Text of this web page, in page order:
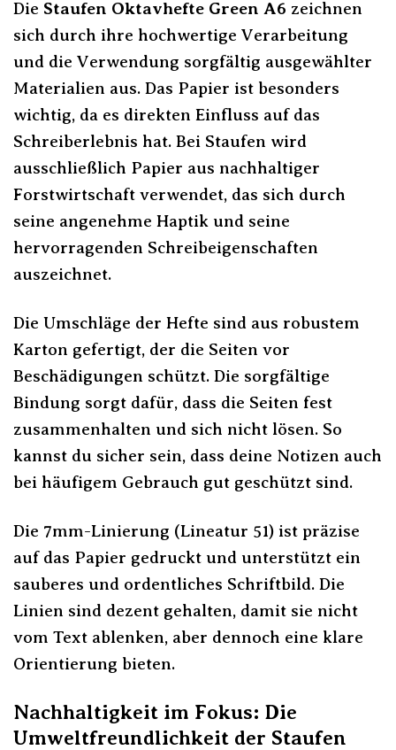
Die Staufen Oktavhefte Green A6 zeichnen
sich durch ihre hochwertige Verarbeitung
und die Verwendung sorgfältig ausgewählter
Materialien aus. Das Papier ist besonders
wichtig, da es direkten Einfluss auf das
Schreiberlebnis hat. Bei Staufen wird
ausschließlich Papier aus nachhaltiger
Forstwirtschaft verwendet, das sich durch
seine angenehme Haptik und seine
hervorragenden Schreibeigenschaften
auszeichnet.
Die Umschläge der Hefte sind aus robustem
Karton gefertigt, der die Seiten vor
Beschädigungen schützt. Die sorgfältige
Bindung sorgt dafür, dass die Seiten fest
zusammenhalten und sich nicht lösen. So
kannst du sicher sein, dass deine Notizen auch
bei häufigem Gebrauch gut geschützt sind.
Die 7mm-Linierung (Lineatur 51) ist präzise
auf das Papier gedruckt und unterstützt ein
sauberes und ordentliches Schriftbild. Die
Linien sind dezent gehalten, damit sie nicht
vom Text ablenken, aber dennoch eine klare
Orientierung bieten.
Nachhaltigkeit im Fokus: Die
Umweltfreundlichkeit der Staufen